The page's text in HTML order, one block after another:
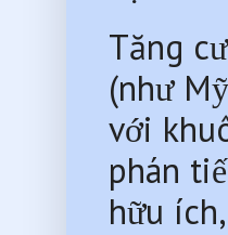
Tăng
(như
với
phán
hữu